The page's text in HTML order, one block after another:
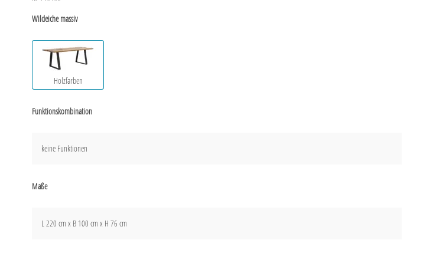
Wildeiche massiv
Holzfarben
Funktionskombination
keine Funktionen
Maße
L 220 cm x B 100 cm x H 76 cm